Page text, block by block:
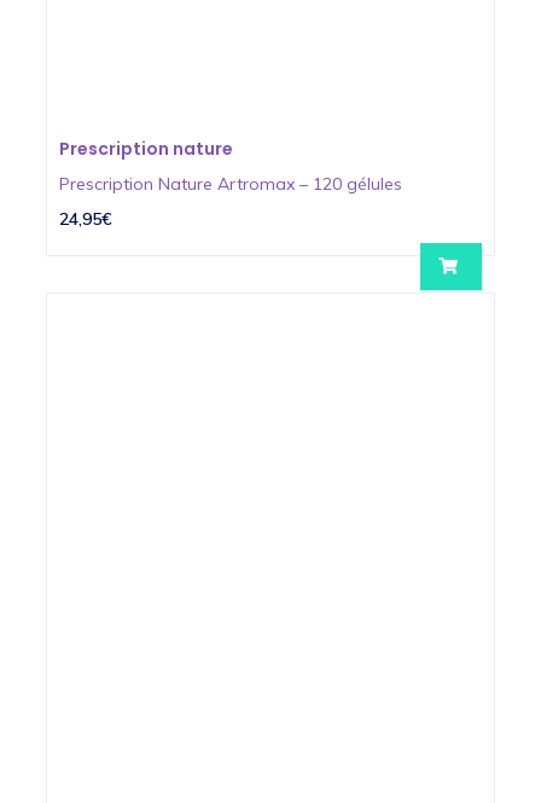
Prescription nature
Prescription Nature Artromax – 120 gélules
24,95€